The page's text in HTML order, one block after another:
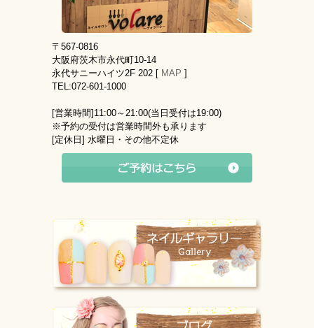
〒567-0816
大阪府茨木市永代町10-14
永代サニーハイツ2F 202 [ MAP ]
TEL:072-601-1000
[営業時間] 11:00～21:00(当日受付は19:00)
※予約の受付は営業時間外も承ります
[定休日] 水曜日・その他不定休